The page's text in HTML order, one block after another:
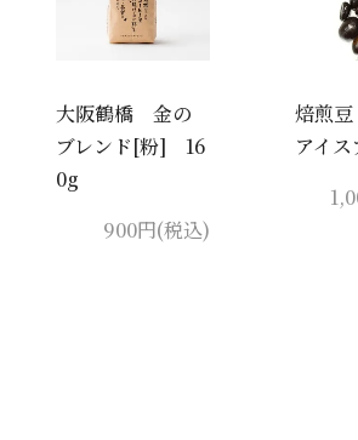
大阪鶴橋 金の
ブレンド[粉] 16
0g
900円(税込)
焙煎豆
アイ